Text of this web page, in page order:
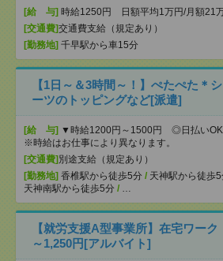
[給 与] 時給1250円 日額平均1万円/月額21
[交通費]交通費支給（規定あり）
[勤務地] 千早駅から車15分
【1日～＆3時間～！】ぺたぺた＊
ーツのトッピングなど[派遣]
[給 与] ▼時給1200円～1500円 ◎日払い
※時給はお仕事により異なります。
[交通費] 別途支給（規定あり）
[勤務地] 香椎駅から徒歩5分 / 天神駅から徒歩
天神南駅から徒歩5分 / …
【就労支援A型事業所】在宅ワー
～1,250円[アルバイト]